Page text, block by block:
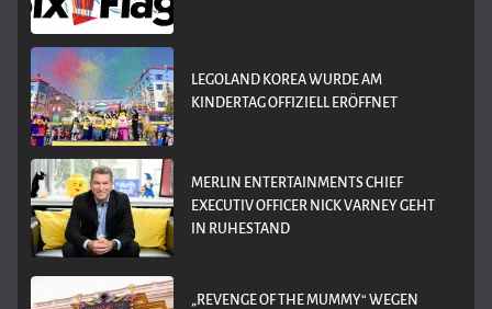
LEGOLAND KOREA WURDE AM
KINDERTAG OFFIZIELL ERÖFFNET
MERLIN ENTERTAINMENTS CHIEF
EXECUTIV OFFICER NICK VARNEY GEHT
IN RUHESTAND
„REVENGE OF THE MUMMY“ WEGEN